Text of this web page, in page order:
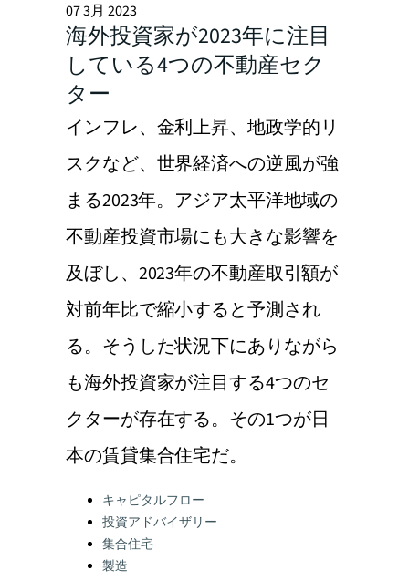
07 3月 2023
海外投資家が2023年に注目
している4つの不動産セク
ター
インフレ、金利上昇、地政学的リ
スクなど、世界経済への逆風が強
まる2023年。アジア太平洋地域の
不動産投資市場にも大きな影響を
及ぼし、2023年の不動産取引額が
対前年比で縮小すると予測され
る。そうした状況下にありながら
も海外投資家が注目する4つのセ
クターが存在する。その1つが日
本の賃貸集合住宅だ。
Categories:キャピタルフロー
投資アドバイザリー
集合住宅
製造